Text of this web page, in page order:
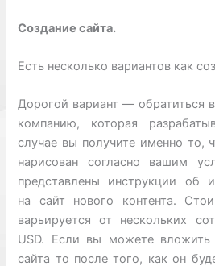
Создание сайта.
Есть несколько вариантов как
Дорогой вариант — обратиться
компанию, которая
случае вы получите именно то,
нарисован согласно вашим
представлены инструкции об
на сайт нового контента.
варьируется от нескольких
USD. Если вы можете вложить
сайта то после того, как он